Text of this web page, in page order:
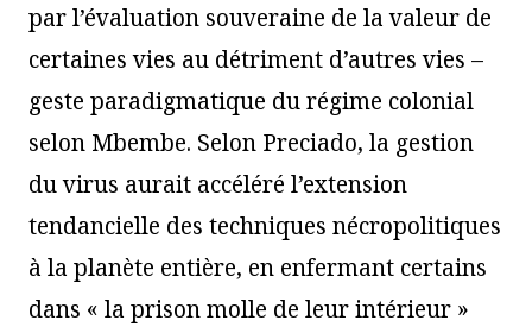
par l’évaluation souveraine de la valeur de
certaines vies au détriment d’autres vies –
geste paradigmatique du régime colonial
selon Mbembe. Selon Preciado, la gestion
du virus aurait accéléré l’extension
tendancielle des techniques nécropolitiques
à la planète entière, en enfermant certains
dans « la prison molle de leur intérieur »